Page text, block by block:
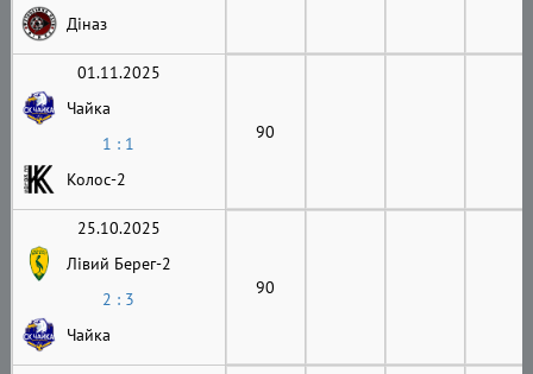
Діназ
01.11.2025
Чайка
1 : 1
Колос-2
90
25.10.2025
Лівий Берег-2
2 : 3
Чайка
90